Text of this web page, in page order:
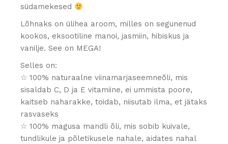
südamekesed
Lõhnaks on ülihea aroom, milles on segunenud
kookos, eksootiline manoi, jasmiin, hibiskus ja
vanilje. See on MEGA!
Selles on:
☆ 100% naturaalne viinamarjaseemneõli, mis
sisaldab C, D ja E vitamiine, ei ummista poore,
kaitseb naharakke, toidab, niisutab ilma, et jätaks
rasvaseks
☆ 100% magusa mandli õli, mis sobib kuivale,
tundlikule ja põletikusele nahale, aidates nahal